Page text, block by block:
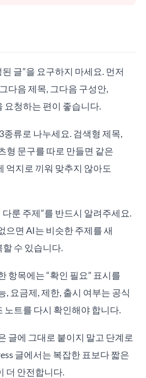
글”을 요구하지 마세요. 먼저
다음 제목, 그다음 구성안,
요청하는 편이 좋습니다.
종류로 나누세요. 검색형 제목,
형 문구를 따로 만들면 같은
억지로 끼워 맞추지 않아도
룬 주제”를 반드시 알려주세요.
으면 AI는 비슷한 주제를 새
수 있습니다.
항목에는 “확인 필요” 표시를
, 요금제, 제한, 출시 여부는 공식
노트를 다시 확인해야 합니다.
글에 그대로 붙이지 말고 단계로
글에서는 복잡한 표보다 짧은
더 안전합니다.